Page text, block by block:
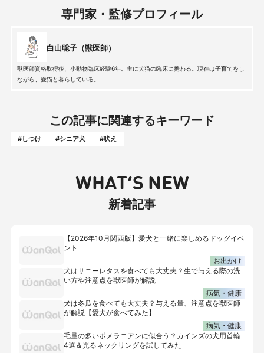
専門家・監修プロフィール
白山聡子（獣医師）
獣医師資格取得後、小動物臨床経験6年。主に犬猫の臨床に携わる。現在は子育てをし
ながら、愛猫と暮らしている。
この記事に関連するキーワード
#しつけ #シニア犬 #吠え
WHAT’S NEW
新着記事
【2026年10月関西版】愛犬と一緒に楽しめるドッグイベ
ント
お出かけ
犬はサニーレタスを食べても大丈夫？生で与える際の洗
い方や注意点を獣医師が解説
病気・健康
犬は冬瓜を食べても大丈夫？与える量、注意点を獣医師
が解説【愛犬が食べてみた】
病気・健康
毛量の多いポメラニアンに似合う？カインズの犬用首輪
4選＆光るネックリングを試してみた